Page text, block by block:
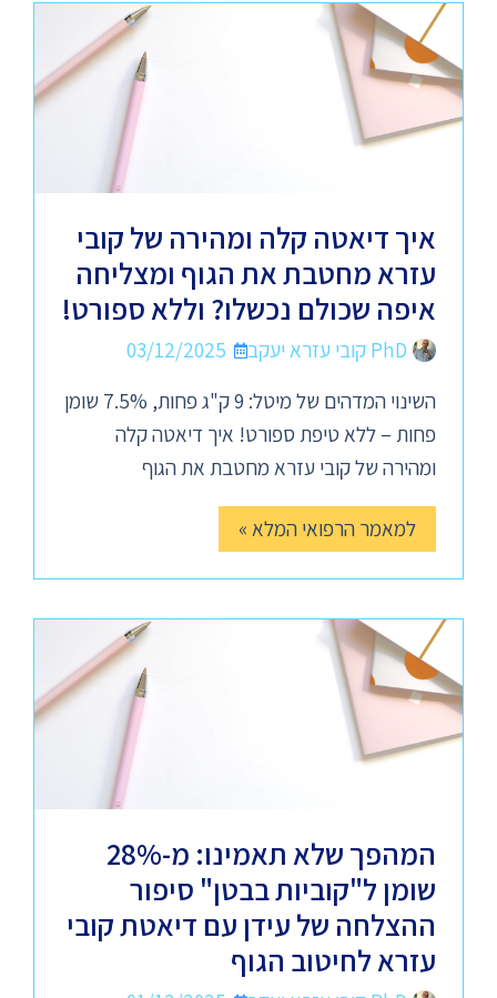
איך דיאטה קלה ומהירה של קובי
עזרא מחטבת את הגוף ומצליחה
איפה שכולם נכשלו? וללא ספורט!
PhD קובי עזרא יעקב
03/12/2025
השינוי המדהים של מיטל: 9 ק"ג פחות, 7.5% שומן
פחות – ללא טיפת ספורט! איך דיאטה קלה
ומהירה של קובי עזרא מחטבת את הגוף
למאמר הרפואי המלא »
המהפך שלא תאמינו: מ-28%
שומן ל"קוביות בבטן" סיפור
ההצלחה של עידן עם דיאטת קובי
עזרא לחיטוב הגוף